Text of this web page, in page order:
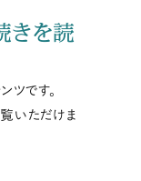
きを読
ツです。
いただけま